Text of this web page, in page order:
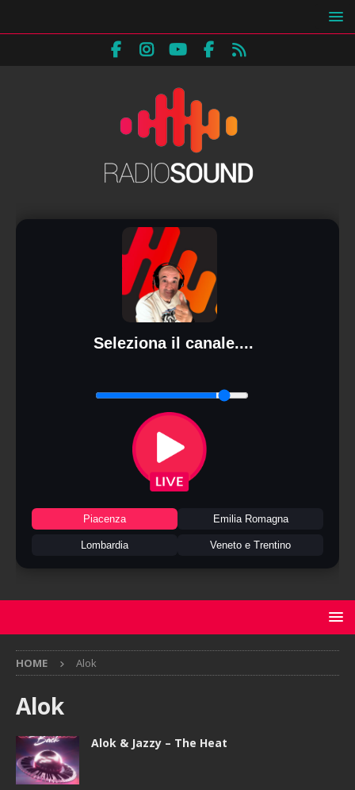
Seleziona il canale....
Piacenza Emilia Romagna
Lombardia Veneto e Trentino
HOME Alok
Alok
Alok & Jazzy – The Heat